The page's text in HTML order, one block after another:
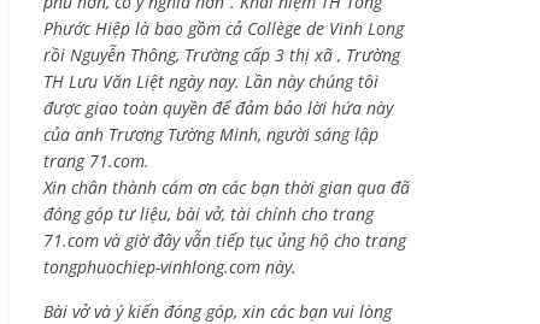
Phước Hiệp là bao gồm cả Collège de Vinh Long
rồi Nguyễn Thông, Trường cấp 3 thị xã , Trường
TH Lưu Văn Liệt ngày nay. Lần này chúng tôi
được giao toàn quyền để đảm bảo lời hứa này
của anh Trương Tường Minh, người sáng lập
trang 71.com.
Xin chân thành cám ơn các bạn thời gian qua đã
đóng góp tư liệu, bài vở, tài chính cho trang
71.com và giờ đây vẫn tiếp tục ủng hộ cho trang
tongphuochiep-vinhlong.com này.
Bài vở và ý kiến đóng góp, xin các bạn vui lòng